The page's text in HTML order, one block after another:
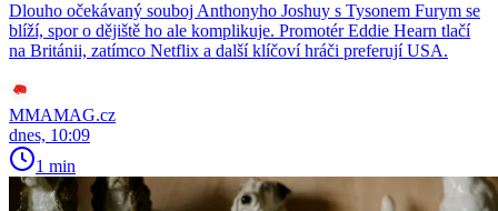
Dlouho očekávaný souboj Anthonyho Joshuy s Tysonem Furym se
blíží, spor o dějiště ho ale komplikuje. Promotér Eddie Hearn tlačí
na Británii, zatímco Netflix a další klíčoví hráči preferují USA.
MMAMAG.cz
dnes, 10:09
1 min